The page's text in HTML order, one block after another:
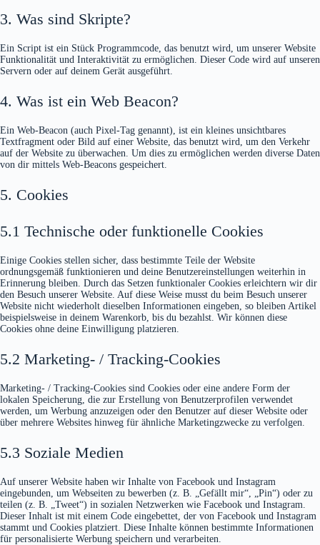
3. Was sind Skripte?
Ein Script ist ein Stück Programmcode, das benutzt wird, um unserer Website
Funktionalität und Interaktivität zu ermöglichen. Dieser Code wird auf unseren
Servern oder auf deinem Gerät ausgeführt.
4. Was ist ein Web Beacon?
Ein Web-Beacon (auch Pixel-Tag genannt), ist ein kleines unsichtbares
Textfragment oder Bild auf einer Website, das benutzt wird, um den Verkehr
auf der Website zu überwachen. Um dies zu ermöglichen werden diverse Daten
von dir mittels Web-Beacons gespeichert.
5. Cookies
5.1 Technische oder funktionelle Cookies
Einige Cookies stellen sicher, dass bestimmte Teile der Website
ordnungsgemäß funktionieren und deine Benutzereinstellungen weiterhin in
Erinnerung bleiben. Durch das Setzen funktionaler Cookies erleichtern wir dir
den Besuch unserer Website. Auf diese Weise musst du beim Besuch unserer
Website nicht wiederholt dieselben Informationen eingeben, so bleiben Artikel
beispielsweise in deinem Warenkorb, bis du bezahlst. Wir können diese
Cookies ohne deine Einwilligung platzieren.
5.2 Marketing- / Tracking-Cookies
Marketing- / Tracking-Cookies sind Cookies oder eine andere Form der
lokalen Speicherung, die zur Erstellung von Benutzerprofilen verwendet
werden, um Werbung anzuzeigen oder den Benutzer auf dieser Website oder
über mehrere Websites hinweg für ähnliche Marketingzwecke zu verfolgen.
5.3 Soziale Medien
Auf unserer Website haben wir Inhalte von Facebook und Instagram
eingebunden, um Webseiten zu bewerben (z. B. „Gefällt mir“, „Pin“) oder zu
teilen (z. B. „Tweet“) in sozialen Netzwerken wie Facebook und Instagram.
Dieser Inhalt ist mit einem Code eingebettet, der von Facebook und Instagram
stammt und Cookies platziert. Diese Inhalte können bestimmte Informationen
für personalisierte Werbung speichern und verarbeiten.